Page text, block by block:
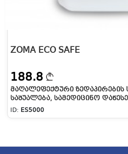
ZOMA ECO SAFE
188.8
ᲛᲐᲦᲐᲚᲔᲤᲔᲥᲢᲣᲠᲘ ᲖᲔᲓᲐᲞᲘᲠᲔᲑᲘᲡ
ᲡᲐᲨᲣᲐᲚᲔᲑᲐ, ᲡᲐᲛᲔᲓᲘᲪᲘᲜᲝ
ES5000
ID: ES5000